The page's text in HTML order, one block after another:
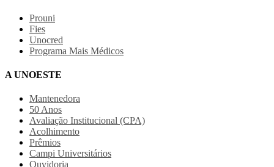
Prouni
Fies
Unocred
Programa Mais Médicos
A UNOESTE
Mantenedora
50 Anos
Avaliação Institucional (CPA)
Acolhimento
Prêmios
Campi Universitários
Ouvidoria